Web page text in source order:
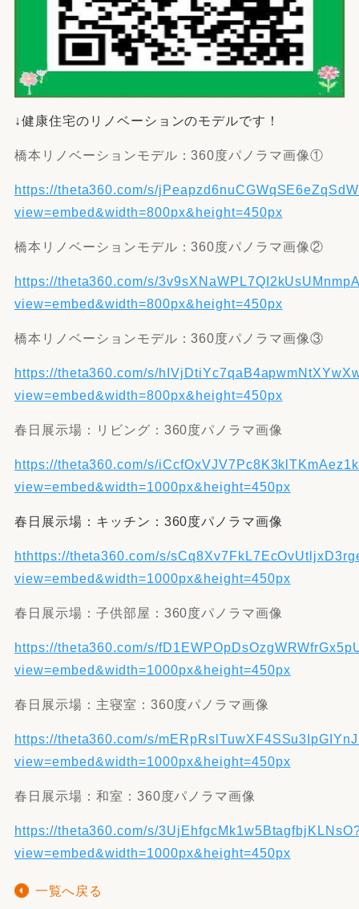
↓健康住宅のリノベーションのモデルです！
橋本リノベーションモデル：360度パノラマ画像①
https://theta360.com/s/
view=embed&width=800px&height=450px
橋本リノベーションモデル：360度パノラマ画像②
https://theta360.com/s/
view=embed&width=800px&height=450px
橋本リノベーションモデル：360度パノラマ画像③
https://theta360.com/s/
view=embed&width=800px&height=450px
春日展示場：リビング：360度パノラマ画像
https://theta360.com/s/
view=embed&width=1000px&height=450px
春日展示場：キッチン：360度パノラマ画像
hthttps://theta360.com/s/
view=embed&width=1000px&height=450px
春日展示場：子供部屋：360度パノラマ画像
https://theta360.com/s/
view=embed&width=1000px&height=450px
春日展示場：主寝室：360度パノラマ画像
https://theta360.com/s/
view=embed&width=1000px&height=450px
春日展示場：和室：360度パノラマ画像
https://theta360.com/s/
view=embed&width=1000px&height=450px
一覧へ戻る